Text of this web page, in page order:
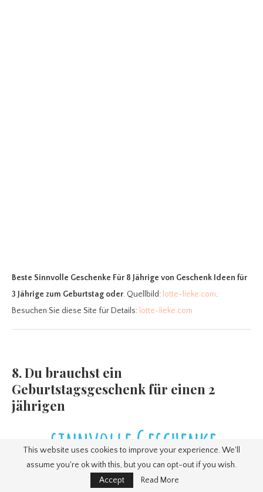
Beste Sinnvolle Geschenke Für 8 Jährige von Geschenk Ideen für
3 Jährige zum Geburtstag oder. Quellbild: lotte-lieke.com.
Besuchen Sie diese Site für Details: lotte-lieke.com
8. Du brauchst ein
Geburtstagsgeschenk für einen 2
jährigen
This website uses cookies to improve your experience. We'll
assume you're ok with this, but you can opt-out if you wish.
Accept
Read More